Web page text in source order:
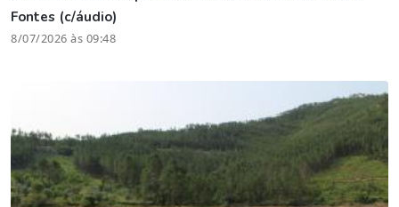
Fontes (c/áudio)
8/07/2026 às 09:48